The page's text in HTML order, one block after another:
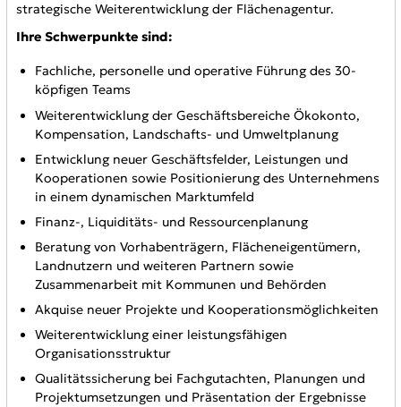
strategische Weiterentwicklung der Flächenagentur.
Ihre Schwerpunkte sind:
Fachliche, personelle und operative Führung des 30-
köpfigen Teams
Weiterentwicklung der Geschäftsbereiche Ökokonto,
Kompensation, Landschafts- und Umweltplanung
Entwicklung neuer Geschäftsfelder, Leistungen und
Kooperationen sowie Positionierung des Unternehmens
in einem dynamischen Marktumfeld
Finanz-, Liquiditäts- und Ressourcenplanung
Beratung von Vorhabenträgern, Flächeneigentümern,
Landnutzern und weiteren Partnern sowie
Zusammenarbeit mit Kommunen und Behörden
Akquise neuer Projekte und Kooperationsmöglichkeiten
Weiterentwicklung einer leistungsfähigen
Organisationsstruktur
Qualitätssicherung bei Fachgutachten, Planungen und
Projektumsetzungen und Präsentation der Ergebnisse